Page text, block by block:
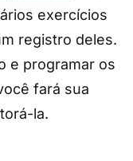
exercícios
registro deles.
e programar os
fará sua
la.